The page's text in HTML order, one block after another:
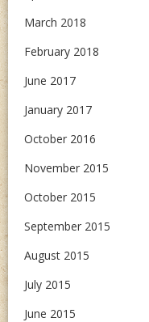
March 2018
February 2018
June 2017
January 2017
October 2016
November 2015
October 2015
September 2015
August 2015
July 2015
June 2015